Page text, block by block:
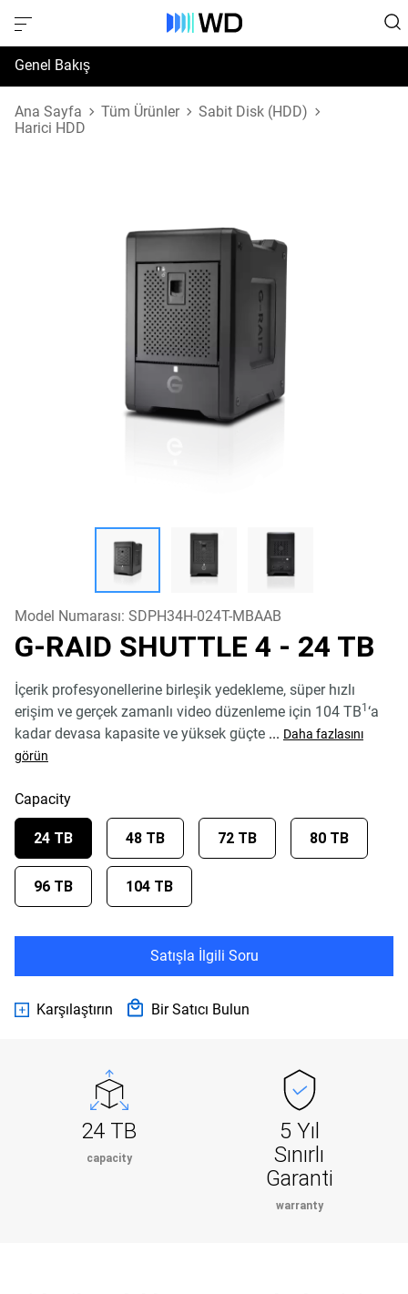
Genel Bakış
Özellikler
Ana Sayfa Tüm Ürünler
Sabit Disk (HDD)
Harici HDD
Model Numarası: SDPH34H-024T-MBAAB
G-RAID SHUTTLE 4 - 24 TB
İçerik profesyonellerine birleşik yedekleme, süper hızlı
erişim ve gerçek zamanlı video düzenleme için 104 TB1 ‘a
kadar devasa kapasite ve yüksek güçte ... Daha fazlasını
görün
Capacity
24 TB 48 TB 72 TB 80 TB
96 TB 104 TB
Satışla İlgili Soru
Karşılaştırın Bir Satıcı Bulun
24 TB
capacity
5 Yıl
Sınırlı
Garanti
warranty